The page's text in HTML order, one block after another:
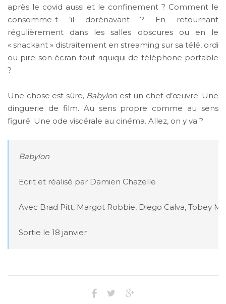
après le covid aussi et le confinement ? Comment le
consomme-t ’il dorénavant ? En retournant
régulièrement dans les salles obscures ou en le
« snackant » distraitement en streaming sur sa télé, ordi
ou pire son écran tout riquiqui de téléphone portable
?
Une chose est sûre,Babylon est un chef-d’œuvre. Une
dinguerie de film. Au sens propre comme au sens
figuré. Une ode viscérale au cinéma. Allez, on y va ?
Babylon
Ecrit et réalisé par Damien Chazelle
Avec Brad Pitt, Margot Robbie, Diego Calva, Tobey
Sortie le 18 janvier